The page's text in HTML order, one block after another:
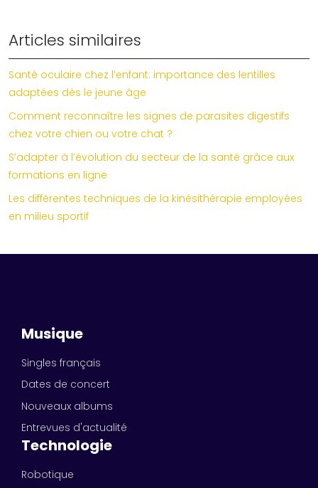
Articles similaires
Santé oculaire chez l’enfant: importance des lentilles
adaptées dès le jeune âge
Comment reconnaître les signes de parasites digestifs
chez votre chien ou votre chat ?
S’adapter à l’évolution du secteur de la santé grâce aux
formations en ligne
Les différentes techniques de la kinésithérapie employées
en milieu sportif
Musique
Singles français
Dates de concert
Nouveaux albums
Entrevues d'actualité
Technologie
Robotique